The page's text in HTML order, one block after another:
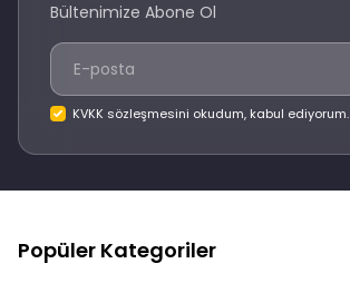
Bültenimize Abone Ol
KVKK sözleşmesini okudum, kabul ediyorum.
Popüler Kategoriler